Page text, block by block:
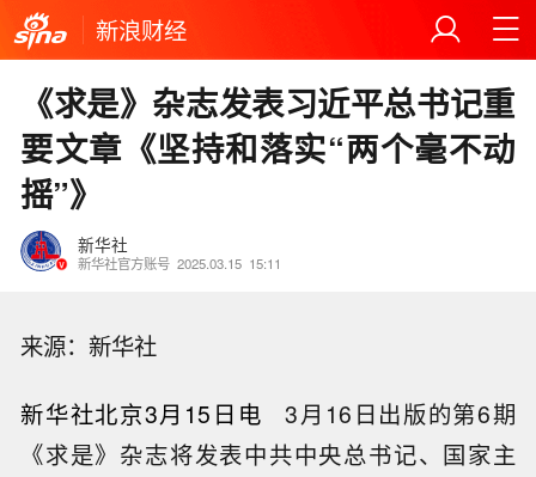
新浪财经
《求是》杂志发表习近平总书记重
要文章《坚持和落实“两个毫不动
摇”》
新华社
新华社官方账号 2025.03.15 15:11
来源：新华社
新华社北京3月15日电 3月16日出版的第6期
《求是》杂志将发表中共中央总书记、国家主